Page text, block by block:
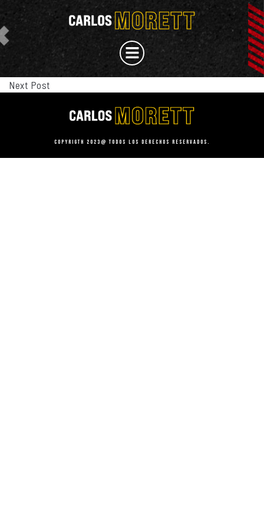
Next Post
Copyrigth 2023@ Todos los derechos reservados.